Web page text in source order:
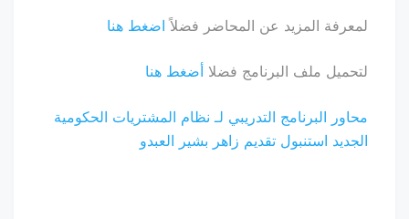
المزيد عن المحاضر فضلاًاضغط هنا
ملف البرنامج فضلاأضغط هنا
البرنامج التدريبي لـ نظام المشتريات الحكومية
استنبول تقديم زاهر بشير العبدو